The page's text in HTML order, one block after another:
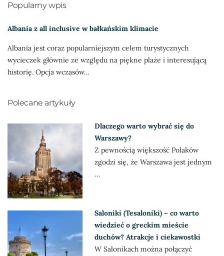
Popularny wpis
Albania z all inclusive w bałkańskim klimacie
Albania jest coraz popularniejszym celem turystycznych
wycieczek głównie ze względu na piękne plaże i interesującą
historię. Opcja wczasów…
Polecane artykuły
Dlaczego warto wybrać się do
Warszawy?
Z pewnością większość Polaków
zgodzi się, że Warszawa jest jednym
…
Saloniki (Tesaloniki) – co warto
wiedzieć o greckim mieście
duchów? Atrakcje i ciekawostki
W Salonikach można połączyć